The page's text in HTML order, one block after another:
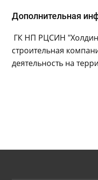
Дополнительная
ГК НП РЦСИН
строительная
деятельность на